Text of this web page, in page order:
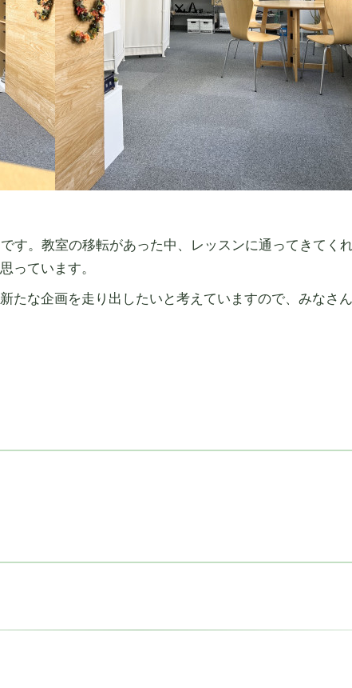
す。教室の移転があった中、レッスンに通ってきてく
っています。
たな企画を走り出したいと考えていますので、みなさ